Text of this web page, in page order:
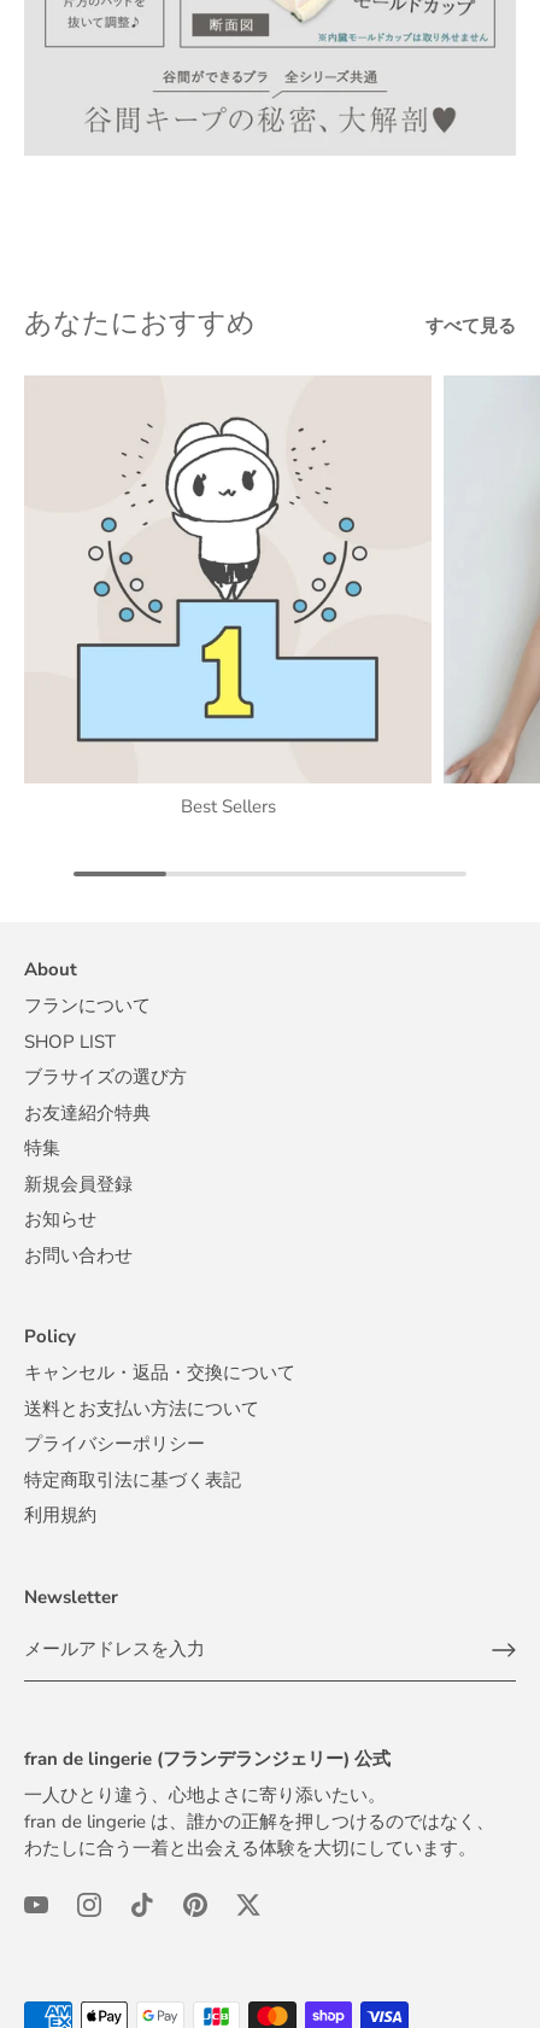
あなたにおすすめ すべて見る
Best Sellers
About
フランについて
SHOP LIST
ブラサイズの選び方
お友達紹介特典
特集
新規会員登録
お知らせ
お問い合わせ
Policy
キャンセル・返品・交換について
送料とお支払い方法について
プライバシーポリシー
特定商取引法に基づく表記
利用規約
Newsletter
fran de lingerie (フランデランジェリー) 公式
一人ひとり違う、心地よさに寄り添いたい。
fran de lingerie は、誰かの正解を押しつけるのではなく、
わたしに合う一着と出会える体験を大切にしています。